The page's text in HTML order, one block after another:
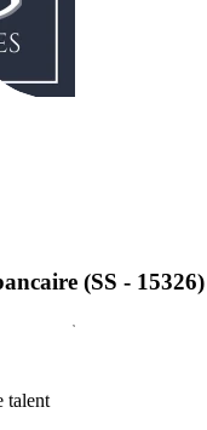
(SS - 15326)
talent